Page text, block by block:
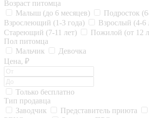
Возраст питомца
Малыш (до 6 месяцев)
Подросток
Взрослеющий (1-3 года)
Взрослый (4-6
Стареющий (7-11 лет)
Пожилой (от 12
Пол питомца
Мальчик
Девочка
Цена, ₽
Только бесплатно
Тип продавца
Заводчик
Представитель приюта